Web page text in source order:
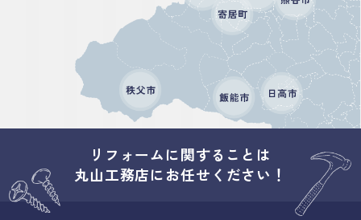
リフォームに関することは
丸山工務店にお任せください！